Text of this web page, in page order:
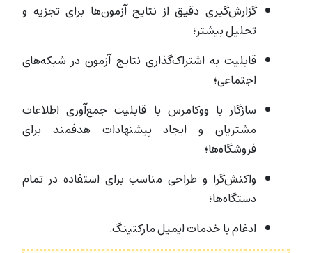
گزارش‌گیری دقیق از نتایج آزمون‌ها برای تجزیه و
تحلیل بیشتر؛
قابلیت به اشتراک‌گذاری نتایج آزمون‌ در شبکه‌های
اجتماعی؛
سازگار با ووکامرس با قابلیت جمع‌آوری اطلاعات
مشتریان و ایجاد پیشنهادات هدفمند برای
فروشگاه‌‌ها؛
واکنش‌گرا و طراحی مناسب برای استفاده در تمام
دستگاه‌ها؛
ادغام با خدمات ایمیل مارکتینگ.